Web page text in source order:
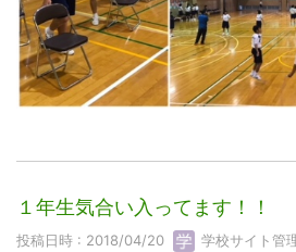
１年生気合い入ってます！！
投稿日時 : 2018/04/20 学校サイト管